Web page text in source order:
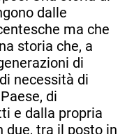
dalle
ma che
storia che, a
di
necessità di
di
e dalla propria
due, tra il posto in